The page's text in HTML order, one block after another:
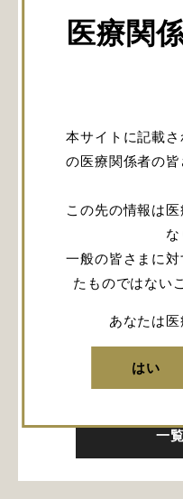
医療関
本サイトに記載
の医療関係者の
この先の情報は
な
一般の皆さまに
たものではない
あなたは
はい
ました。
人ひと
一